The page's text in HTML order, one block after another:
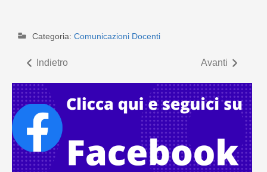
Categoria: Comunicazioni Docenti
Indietro Avanti